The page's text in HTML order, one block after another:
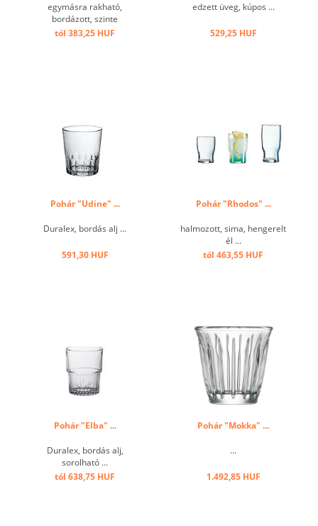
egymásra rakható,
bordázott, szinte
törhetetlen ...
tól 383,25 HUF
edzett üveg, kúpos ...
529,25 HUF
Pohár "Udine" ...
Duralex, bordás alj ...
591,30 HUF
Pohár "Rhodos" ...
halmozott, sima, hengerelt
él ...
tól 463,55 HUF
Pohár "Elba" ...
Duralex, bordás alj,
sorolható ...
tól 638,75 HUF
Pohár "Mokka" ...
...
1.492,85 HUF